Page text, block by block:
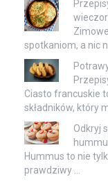
spotkaniom, a nic
Ciasto francuskie
składników, który
Odkryj
Hummus to nie
prawdziwy …